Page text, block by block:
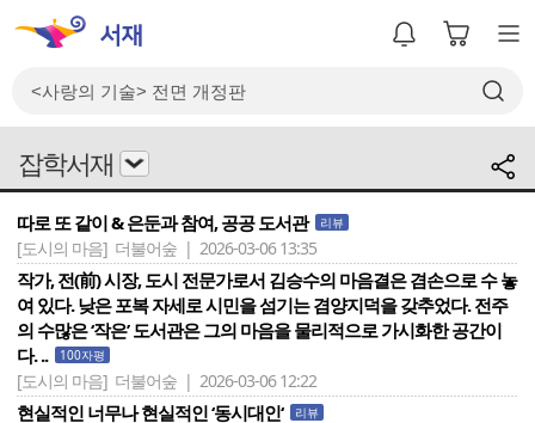
잡학서재
따로 또 같이 & 은둔과 참여, 공공 도서관 리뷰
[도시의 마음] 더불어숲 | 2026-03-06 13:35
작가, 전(前) 시장, 도시 전문가로서 김승수의 마음결은 겸손으로 수 놓
여 있다. 낮은 포복 자세로 시민을 섬기는 겸양지덕을 갖추었다. 전주
의 수많은 ‘작은’ 도서관은 그의 마음을 물리적으로 가시화한 공간이
다. ..
100자평
[도시의 마음] 더불어숲 | 2026-03-06 12:22
현실적인 너무나 현실적인 ‘동시대인‘ 리뷰